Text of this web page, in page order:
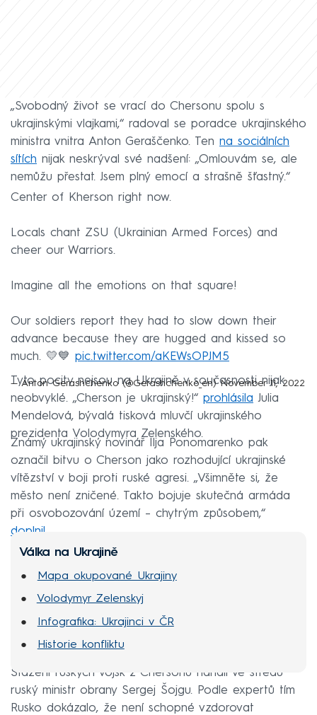
„Svobodný život se vrací do Chersonu spolu s
ukrajinskými vlajkami,“ radoval se poradce ukrajinského
ministra vnitra Anton Geraščenko. Ten na sociálních
sítích nijak neskrýval své nadšení: „Omlouvám se, ale
nemůžu přestat. Jsem plný emocí a strašně šťastný.“
Center of Kherson right now.
Locals chant ZSU (Ukrainian Armed Forces) and
cheer our Warriors.
Imagine all the emotions on that square!
Our soldiers report they had to slow down their
advance because they are hugged and kissed so
much. 💛💙 pic.twitter.com/aKEWsOPJM5
— Anton Gerashchenko (@Gerashchenko_en)November 11, 2022
Tyto pocity nejsou na Ukrajině v současnosti nijak
neobvyklé. „Cherson je ukrajinský!“ prohlásila Julia
Mendelová, bývalá tisková mluvčí ukrajinského
prezidenta Volodymyra Zelenského.
Známý ukrajinský novinář Ilja Ponomarenko pak
označil bitvu o Cherson jako rozhodující ukrajinské
vítězství v boji proti ruské agresi. „Všimněte si, že
město není zničené. Takto bojuje skutečná armáda
při osvobozování území – chytrým způsobem,“
doplnil
Válka na Ukrajině
Mapa okupované Ukrajiny
Volodymyr Zelenskyj
Infografika: Ukrajinci v ČR
Historie konfliktu
Stažení ruských vojsk z Chersonu nařídil ve středu
ruský ministr obrany Sergej Šojgu. Podle expertů tím
Rusko dokázalo, že není schopné vzdorovat